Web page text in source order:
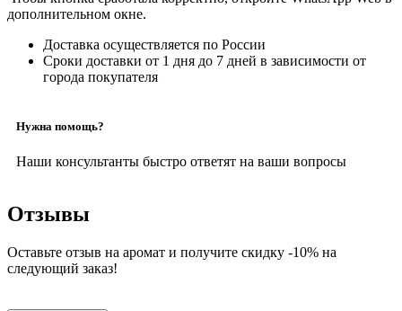
дополнительном окне.
Доставка осуществляется по России
Сроки доставки от 1 дня до 7 дней в зависимости от
города покупателя
Нужна помощь?
Наши консультанты быстро ответят на ваши вопросы
Отзывы
Оставьте отзыв на аромат и получите скидку -10% на
следующий заказ!